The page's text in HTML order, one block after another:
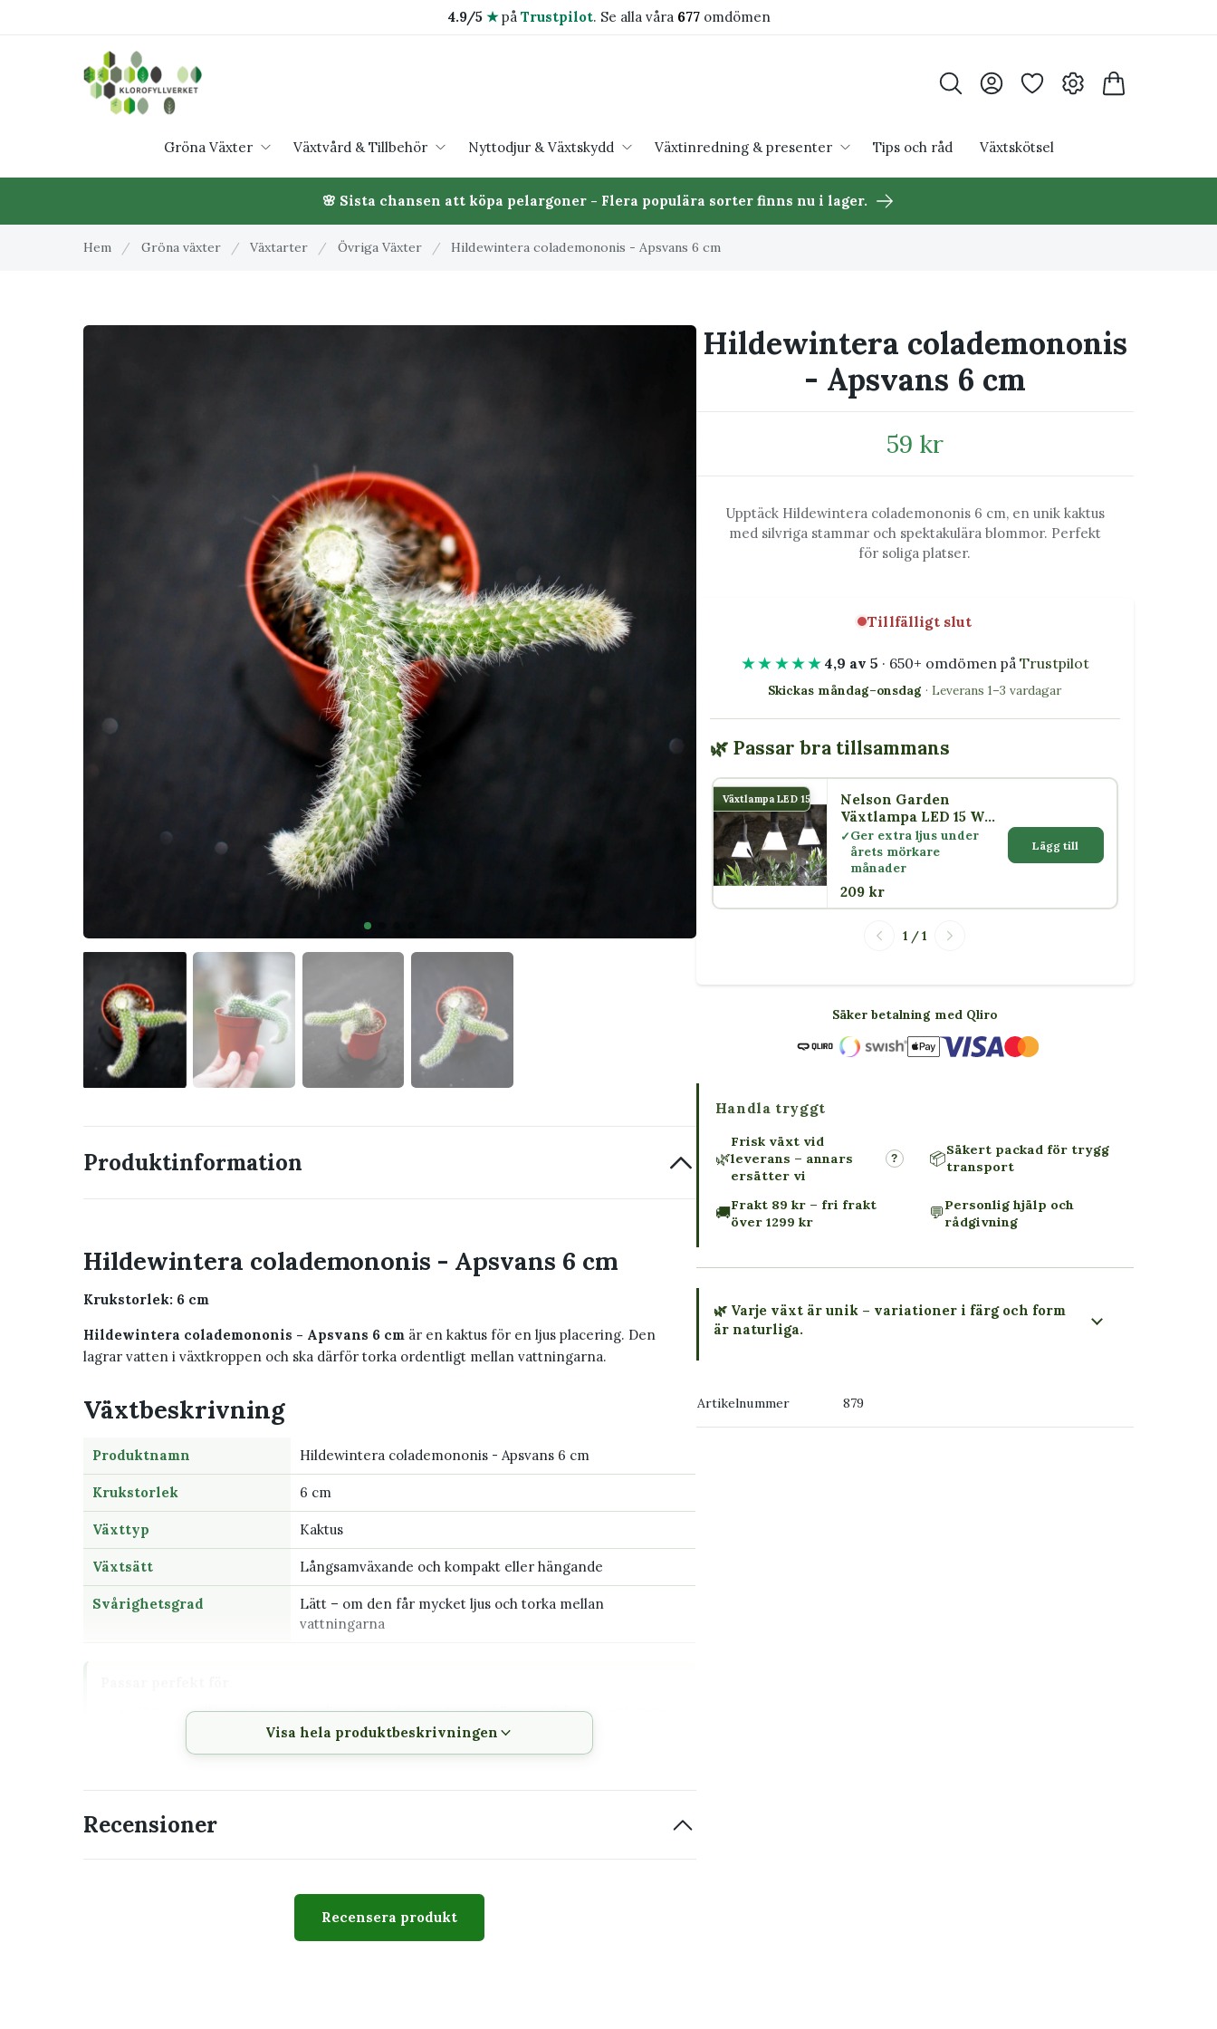
4.9/5 ★på Trustpilot. Se alla våra 677omdömen
Gröna Växter Växtvård & Tillbehör Nyttodjur & Växtskydd Växtinredning & presenter Tips och råd Växtskötsel
🌸 Sista chansen att köpa pelargoner - Flera populära sorter finns nu i lager.
Hem / Gröna växter / Växtarter / Övriga Växter / Hildewintera colademononis - Apsvans 6 cm
Produktinformation
Hildewintera colademononis - Apsvans 6 cm
Krukstorlek: 6 cm
Hildewintera colademononis - Apsvans 6 cm är en kaktus för en ljus placering. Den
lagrar vatten i växtkroppen och ska därför torka ordentligt mellan vattningarna.
Växtbeskrivning
Produktnamn Hildewintera colademononis - Apsvans 6 cm
Krukstorlek 6 cm
Växttyp Kaktus
Växtsätt Långsamväxande och kompakt eller hängande
Svårighetsgrad
Lätt – om den får mycket ljus och torka mellan
vattningarna
Dig som vill komplettera samlingen med en växt som skiljer sig från de vanligaste
En placering där växtens behov av ljus och vattning kan följas
Hildewintera colademononis - Apsvans 6 cm kännetecknas av karakteristisk stamform och
taggar eller hår. Utseendet varierar naturligt mellan exemplar. Bilden visar växtens typiska
karaktär, men storlek, antal blad och växtform kan skilja sig.
Visa hela produktbeskrivningen
Recensioner
Recensera produkt
Hildewintera colademononis
- Apsvans 6 cm
59 kr
Upptäck Hildewintera colademononis 6 cm, en unik kaktus
med silvriga stammar och spektakulära blommor. Perfekt
för soliga platser.
Tillfälligt slut
★★★★★ 4,9 av 5 · 650+ omdömen på Trustpilot
Skickas måndag–onsdag · Leverans 1–3 vardagar
🌿 Passar bra tillsammans
Växtlampa LED 15 W
Nelson Garden
Växtlampa LED 15 W
med skärm E27
Ger extra ljus under
årets mörkare
månader
209 kr
Lägg till
1 / 1
Säker betalning med Qliro
Handla tryggt
🌿
Frisk växt vid
leverans – annars
ersätter vi
? 📦Säkert packad för trygg
transport
🚚Frakt 89 kr – fri frakt
över 1299 kr
💬Personlig hjälp och
rådgivning
🌿 Varje växt är unik – variationer i färg och form
är naturliga.
→ Kontakta oss
Artikelnummer 879